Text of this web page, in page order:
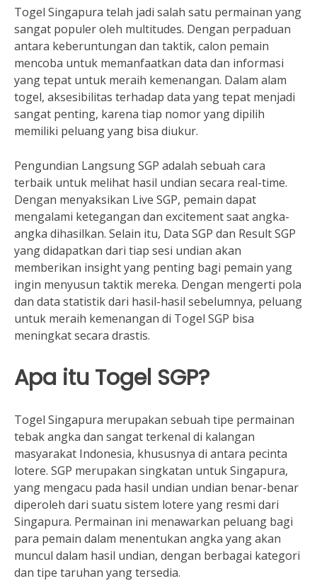
Togel Singapura telah jadi salah satu permainan yang
sangat populer oleh multitudes. Dengan perpaduan
antara keberuntungan dan taktik, calon pemain
mencoba untuk memanfaatkan data dan informasi
yang tepat untuk meraih kemenangan. Dalam alam
togel, aksesibilitas terhadap data yang tepat menjadi
sangat penting, karena tiap nomor yang dipilih
memiliki peluang yang bisa diukur.
Pengundian Langsung SGP adalah sebuah cara
terbaik untuk melihat hasil undian secara real-time.
Dengan menyaksikan Live SGP, pemain dapat
mengalami ketegangan dan excitement saat angka-
angka dihasilkan. Selain itu, Data SGP dan Result SGP
yang didapatkan dari tiap sesi undian akan
memberikan insight yang penting bagi pemain yang
ingin menyusun taktik mereka. Dengan mengerti pola
dan data statistik dari hasil-hasil sebelumnya, peluang
untuk meraih kemenangan di Togel SGP bisa
meningkat secara drastis.
Apa itu Togel SGP?
Togel Singapura merupakan sebuah tipe permainan
tebak angka dan sangat terkenal di kalangan
masyarakat Indonesia, khususnya di antara pecinta
lotere. SGP merupakan singkatan untuk Singapura,
yang mengacu pada hasil undian undian benar-benar
diperoleh dari suatu sistem lotere yang resmi dari
Singapura. Permainan ini menawarkan peluang bagi
para pemain dalam menentukan angka yang akan
muncul dalam hasil undian, dengan berbagai kategori
dan tipe taruhan yang tersedia.